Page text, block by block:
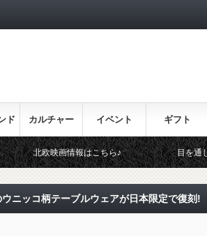
ド カルチャー イベント ギフト
映画情報はこちら♪ 目を通しておきた
ニッコ柄テーブルウェアが日本限定で復刻!